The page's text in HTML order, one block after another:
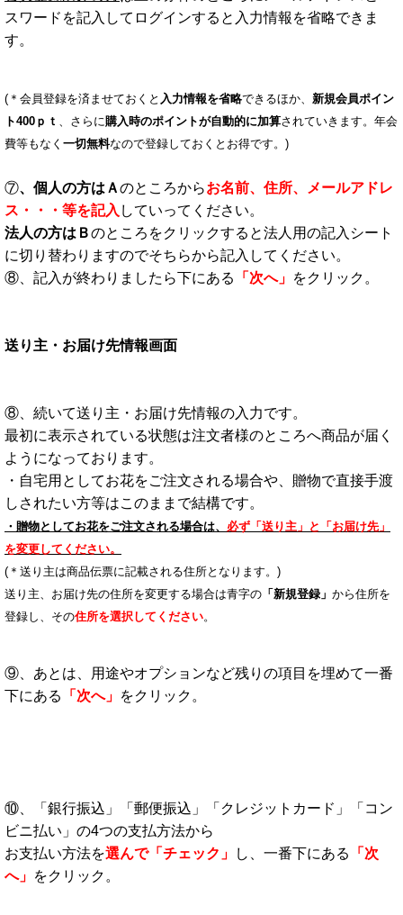
スワードを記入してログインすると入力情報を省略できま
す。
(＊会員登録を済ませておくと 入力情報を省略できるほか、 新規会員ポイン
ト400ｐｔ
、さらに購入時のポイントが自動的に加算されていきます。年会
費等もなく 一切無料なので登録しておくとお得です。)
⑦、個人の方は Ａのところからお名前、住所、メールアドレ
ス・・・等を記入 していってください。
法人の方は Ｂのところをクリックすると法人用の記入シート
に切り替わりますのでそちらから記入してください。
⑧、記入が終わりましたら下にある
「次へ」 をクリック。
送り主・お届け先情報画面
⑧、続いて送り主・お届け先情報の入力です。
最初に表示されている状態は注文者様のところへ商品が届く
ようになっております。
・自宅用としてお花をご注文される場合や、贈物で直接手渡
しされたい方等はこのままで結構です。
・贈物としてお花をご注文される場合は、 必ず「送り主」と「お届け先」
を変更してください。
(＊送り主は商品伝票に記載される住所となります。)
送り主、お届け先の住所を変更する場合は青字の 「新規登録」 から住所を
登録し
、その住所を選択してください。
⑨、あとは、用途やオプションなど残りの項目を埋めて一番
下にある
「次へ」 をクリック。
⑩、「銀行振込」「郵便振込」「クレジットカード」「コン
ビニ払い」の4つの支払方法から
お支払い方法を選んで「チェック」 し、一番下にある
「次
へ」 をクリック。